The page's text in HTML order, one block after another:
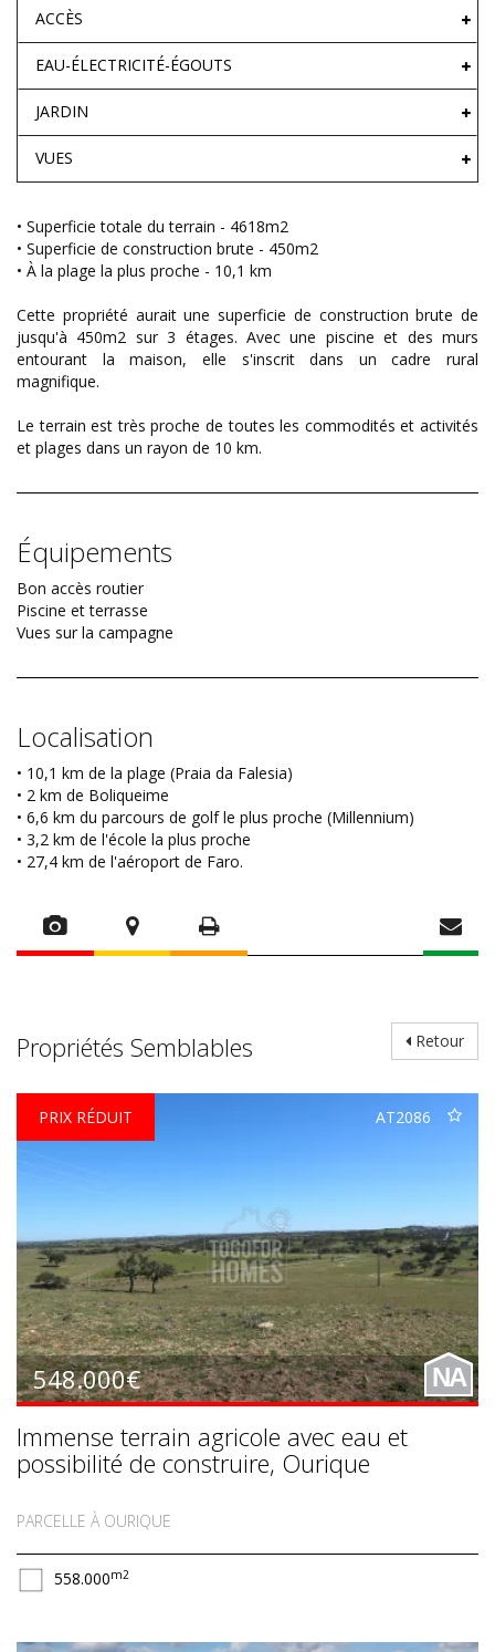
ACCÈS
EAU-ÉLECTRICITÉ-ÉGOUTS
JARDIN
VUES
• Superficie totale du terrain - 4618m2
• Superficie de construction brute - 450m2
• À la plage la plus proche - 10,1 km
Cette propriété aurait une superficie de construction brute de
jusqu'à 450m2 sur 3 étages. Avec une piscine et des murs
entourant la maison, elle s'inscrit dans un cadre rural
magnifique.
Le terrain est très proche de toutes les commodités et activités
et plages dans un rayon de 10 km.
Équipements
Bon accès routier
Piscine et terrasse
Vues sur la campagne
Localisation
• 10,1 km de la plage (Praia da Falesia)
• 2 km de Boliqueime
• 6,6 km du parcours de golf le plus proche (Millennium)
• 3,2 km de l'école la plus proche
• 27,4 km de l'aéroport de Faro.
Retour
Propriétés Semblables
AT2086
548.000€
PRIX RÉDUIT
NA
Immense terrain agricole avec eau et
possibilité de construire, Ourique
PARCELLE À OURIQUE
558.000m2